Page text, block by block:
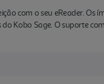
com o seu eReader. Os
Kobo Sage. O suporte